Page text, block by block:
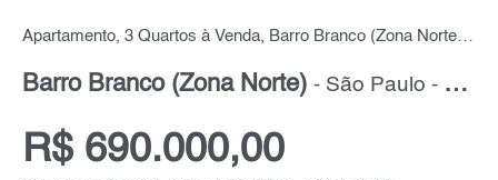
Apartamento, 3 Quartos à Venda, Barro Branco (Zona Norte), 92 m² por R$ 690.000,00
Barro Branco (Zona Norte) - São Paulo - Zona Norte
R$ 690.000,00